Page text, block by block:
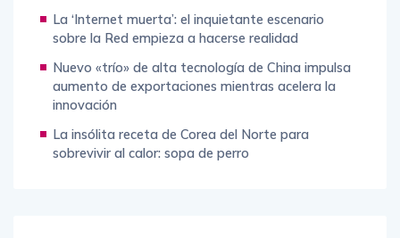
La ‘Internet muerta’: el inquietante escenario
sobre la Red empieza a hacerse realidad
Nuevo «trío» de alta tecnología de China impulsa
aumento de exportaciones mientras acelera la
innovación
La insólita receta de Corea del Norte para
sobrevivir al calor: sopa de perro